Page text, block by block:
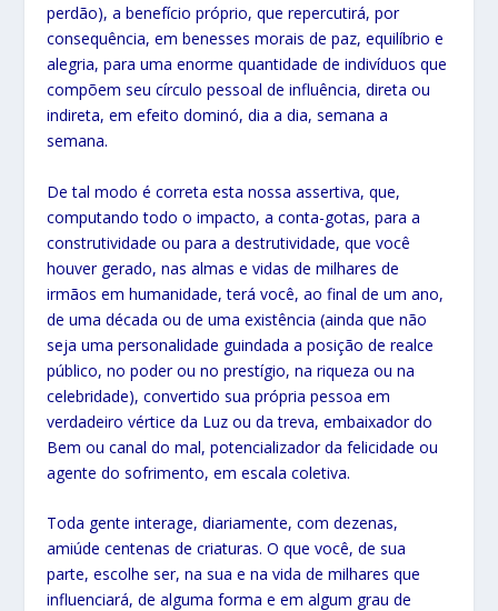
perdão), a benefício próprio, que repercutirá, por
consequência, em benesses morais de paz, equilíbrio e
alegria, para uma enorme quantidade de indivíduos que
compõem seu círculo pessoal de influência, direta ou
indireta, em efeito dominó, dia a dia, semana a
semana.
De tal modo é correta esta nossa assertiva, que,
computando todo o impacto, a conta-gotas, para a
construtividade ou para a destrutividade, que você
houver gerado, nas almas e vidas de milhares de
irmãos em humanidade, terá você, ao final de um ano,
de uma década ou de uma existência (ainda que não
seja uma personalidade guindada a posição de realce
público, no poder ou no prestígio, na riqueza ou na
celebridade), convertido sua própria pessoa em
verdadeiro vértice da Luz ou da treva, embaixador do
Bem ou canal do mal, potencializador da felicidade ou
agente do sofrimento, em escala coletiva.
Toda gente interage, diariamente, com dezenas,
amiúde centenas de criaturas. O que você, de sua
parte, escolhe ser, na sua e na vida de milhares que
influenciará, de alguma forma e em algum grau de